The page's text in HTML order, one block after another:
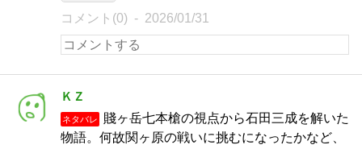
コメント(0) 2026/01/31
ＫＺ
ネタバレ
賤ヶ岳七本槍の視点から石田三成を解いた
物語。何故関ヶ原の戦いに挑むになったかなど、